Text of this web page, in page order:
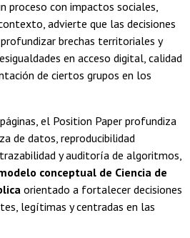
proceso con impactos sociales,
advierte que las decisiones
brechas territoriales y
en acceso digital, calidad
de ciertos grupos en los
el Position Paper profundiza
de datos, reproducibilidad
y auditoría de algoritmos,
conceptual de Ciencia de
orientado a fortalecer decisiones
legítimas y centradas en las